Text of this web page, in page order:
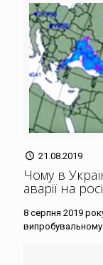
21.08.2019
Чому в
аварії на
8 серпня 2019
випробувальному